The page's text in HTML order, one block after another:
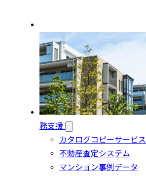
務支援
カタログコピーサービス
不動産査定システム
マンション事例データ